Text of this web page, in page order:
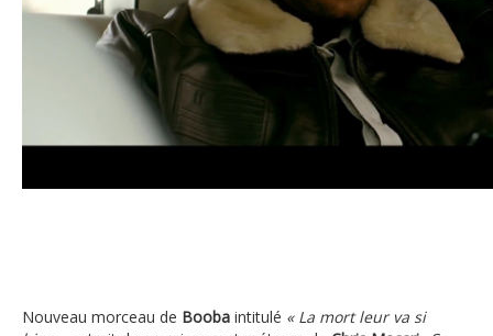
Nouveau morceau de Booba intitulé « La mort leur va si